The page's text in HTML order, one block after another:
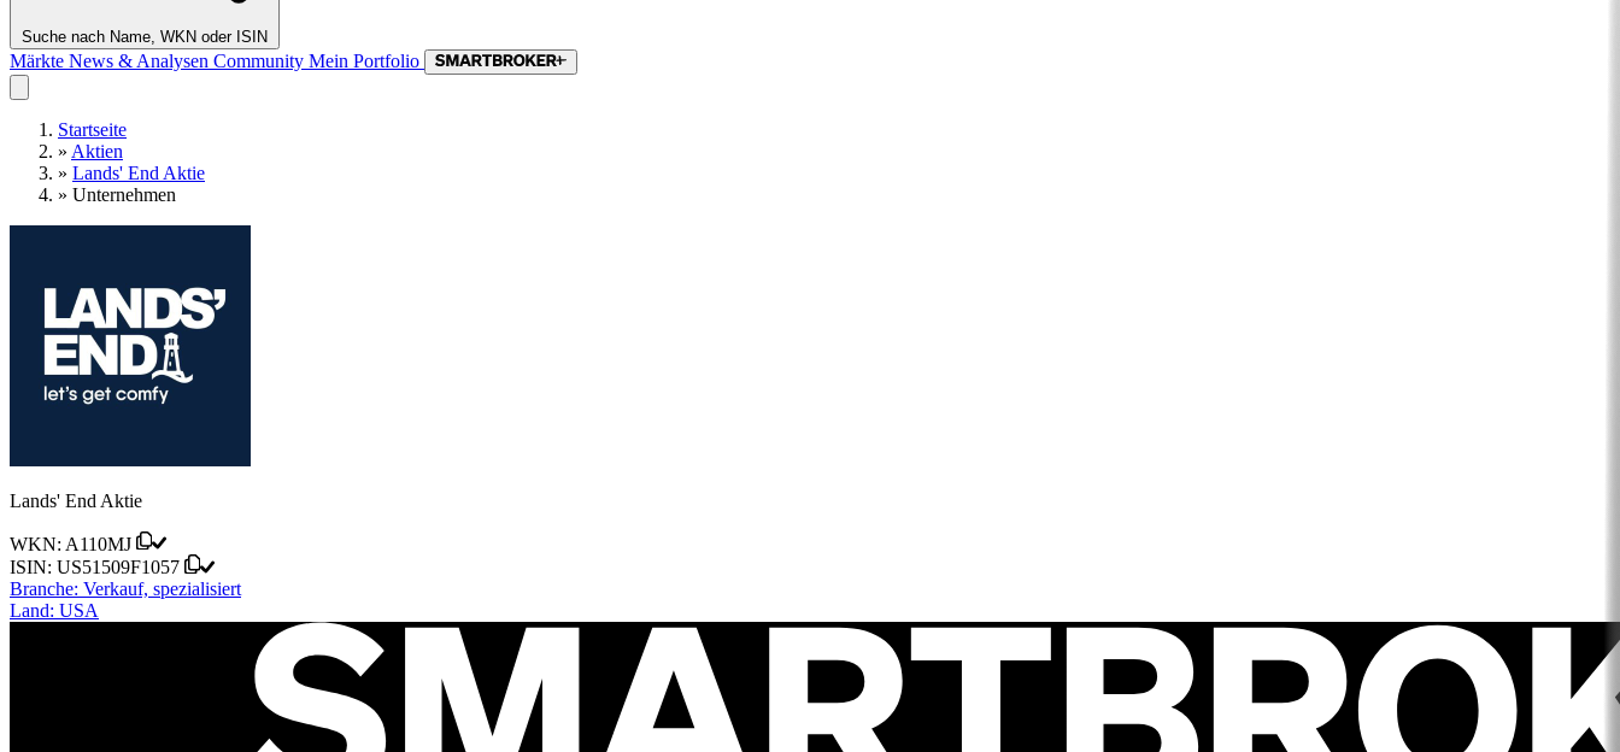
Suche nach Name, WKN oder ISIN
Märkte News & Analysen Community Mein Portfolio
Startseite
» Aktien
» Lands' End Aktie
» Unternehmen
Lands' End Aktie
WKN: A110MJ
ISIN: US51509F1057
Branche: Verkauf, spezialisiert
Land: USA